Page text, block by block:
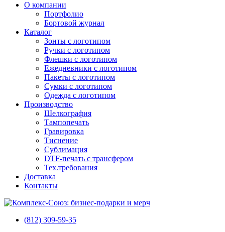
О компании
Портфолио
Бортовой журнал
Каталог
Зонты с логотипом
Ручки с логотипом
Флешки с логотипом
Ежедневники с логотипом
Пакеты с логотипом
Сумки с логотипом
Одежда с логотипом
Производство
Шелкография
Тампопечать
Гравировка
Тиснение
Сублимация
DTF-печать с трансфером
Тех.требования
Доставка
Контакты
(812) 309-59-35